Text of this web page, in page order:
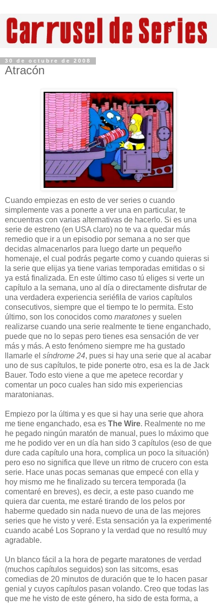
30 de octubre de 2008
Atracón
Cuando empiezas en esto de ver series o cuando
simplemente vas a ponerte a ver una en particular, te
encuentras con varias alternativas de hacerlo. Si es una
serie de estreno (en USA claro) no te va a quedar más
remedio que ir a un episodio por semana a no ser que
decidas almacenarlos para luego darte un pequeño
homenaje, el cual podrás pegarte como y cuando quieras si
la serie que elijas ya tiene varias temporadas emitidas o si
ya está finalizada. En este último caso tú eliges si verte un
capítulo a la semana, uno al día o directamente disfrutar de
una verdadera experiencia seriéfila de varios capítulos
consecutivos, siempre que el tiempo te lo permita. Esto
último, son los conocidos como maratones y suelen
realizarse cuando una serie realmente te tiene enganchado,
puede que no lo sepas pero tienes esa sensación de ver
más y más. A esto fenómeno siempre me ha gustado
llamarle el síndrome 24, pues si hay una serie que al acabar
uno de sus capítulos, te pide ponerte otro, esa es la de Jack
Bauer. Todo esto viene a que me apetece recordar y
comentar un poco cuales han sido mis experiencias
maratonianas.
Empiezo por la última y es que si hay una serie que ahora
me tiene enganchado, esa es The Wire. Realmente no me
he pegado ningún maratón de manual, pues lo máximo que
me he podido ver en un día han sido 3 capítulos (eso de que
dure cada capítulo una hora, complica un poco la situación)
pero eso no significa que lleve un ritmo de crucero con esta
serie. Hace unas pocas semanas que empecé con ella y
hoy mismo me he finalizado su tercera temporada (la
comentaré en breves), es decir, a este paso cuando me
quiera dar cuenta, me estaré tirando de los pelos por
haberme quedado sin nada nuevo de una de las mejores
series que he visto y veré. Esta sensación ya la experimenté
cuando acabé Los Soprano y la verdad que no resultó muy
agradable.
Un blanco fácil a la hora de pegarte maratones de verdad
(muchos capítulos seguidos) son las sitcoms, esas
comedias de 20 minutos de duración que te lo hacen pasar
genial y cuyos capítulos pasan volando. Creo que todas las
que me he visto de este género, ha sido de esta forma, a